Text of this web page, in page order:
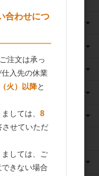
合わせにつ
注文は承っ
入先の休業
火）以降と
しては、 8
させていただ
しては、ご
きない場合